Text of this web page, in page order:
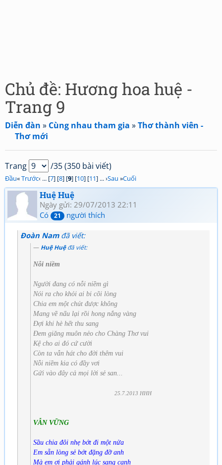
Chủ đề: Hương hoa huệ -
Trang 9
Diễn đàn » Cùng nhau tham gia »Thơ thành viên -
Thơ mới
Trang /35 (350 bài viết)
Đầu«Trước‹ ... [7] [8] [9] [10] [11] ... ›Sau »Cuối
Huệ Huệ
Ngày gửi: 29/07/2013 22:11
Có
21 người thích
Đoàn Namđã viết:
Huệ Huệđã viết:
Nỗi niềm
Người đang có nỗi niềm gì
Nói ra cho khỏi ai bi cõi lòng
Chia em một chút được không
Mang về nấu lại rồi hong nắng vàng
Đợi khi hè hết thu sang
Đem giăng muôn nẻo cho Chàng Thơ vui
Kệ cho ai đó cứ cười
Còn ta vẫn hát cho đời thêm vui
Nỗi niềm kia có đầy vơi
Gửi vào đây cả mọi lời sẻ san...
25.7.2013 HHH
VẪN VỮNG
Sầu chia đôi nhẹ bớt đi một nửa
Em sẵn lòng sẻ bớt đặng đỡ anh
Mà em ơi phải gánh lúc sang canh